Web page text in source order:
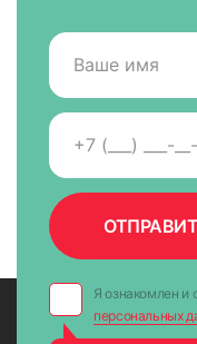
Я ознакомлен и
персональных